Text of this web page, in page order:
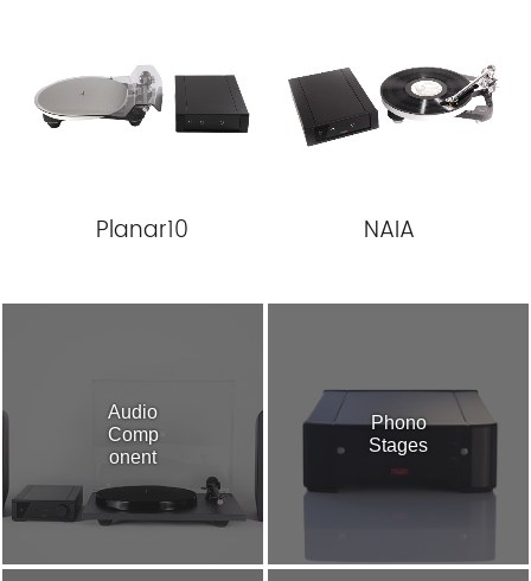
Planar10 NAIA
Audio
Comp
onent
Phono
Stages